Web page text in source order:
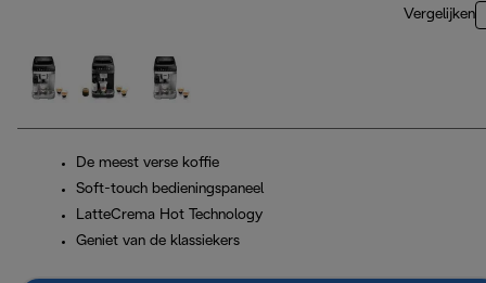
Vergelijken
De meest verse koffie
Soft-touch bedieningspaneel
LatteCrema Hot Technology
Geniet van de klassiekers